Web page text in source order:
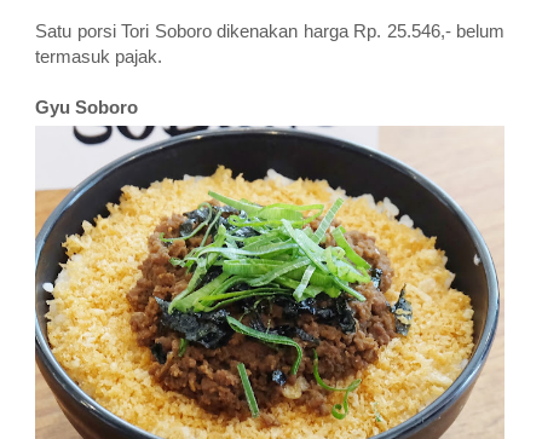
Satu porsi Tori Soboro dikenakan harga Rp. 25.546,- belum
termasuk pajak.
Gyu Soboro